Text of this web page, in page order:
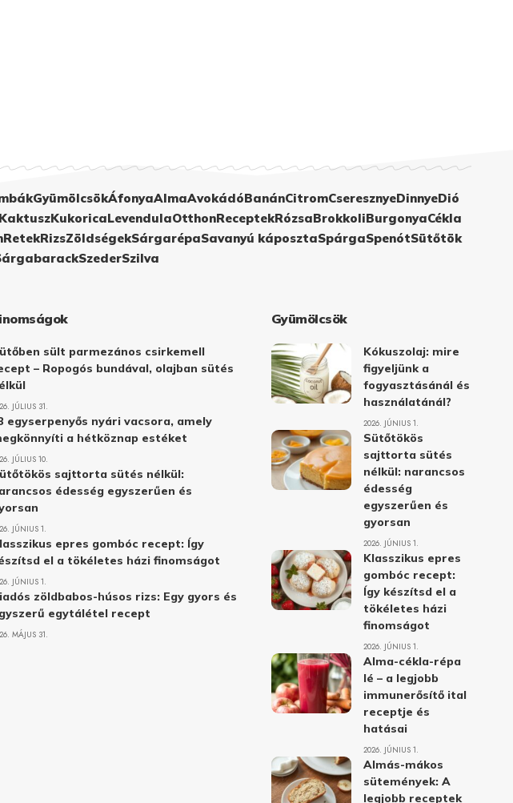
GyümölcsökÁfonyaAlmaAvokádóBanánCitromCseresznyeDinnyeDió
KukoricaLevendulaOtthonReceptekRózsaBrokkoliBurgonyaCékla
RetekRizsZöldségekSárgarépaSavanyú káposztaSpárgaSpenótSütőtök
SzederSzilva
sült parmezános csirkemell
– Ropogós bundával, olajban sütés
JÚLIUS 31.
egyserpenyős nyári vacsora, amely
a hétköznap estéket
JÚLIUS 10.
sajttorta sütés nélkül:
édesség egyszerűen és
JÚNIUS 1.
epres gombóc recept: Így
el a tökéletes házi finomságot
JÚNIUS 1.
zöldbabos-húsos rizs: Egy gyors és
egytálétel recept
MÁJUS 31.
Gyümölcsök
Kókuszolaj: mire
figyeljünk a
fogyasztásánál és
használatánál?
2026. JÚNIUS 1.
Sütőtökös
sajttorta sütés
nélkül: narancsos
édesség
egyszerűen és
gyorsan
2026. JÚNIUS 1.
Klasszikus epres
gombóc recept:
Így készítsd el a
tökéletes házi
finomságot
2026. JÚNIUS 1.
Alma-cékla-répa
lé – a legjobb
immunerősítő ital
receptje és
hatásai
2026. JÚNIUS 1.
Almás-mákos
sütemények: A
legjobb receptek